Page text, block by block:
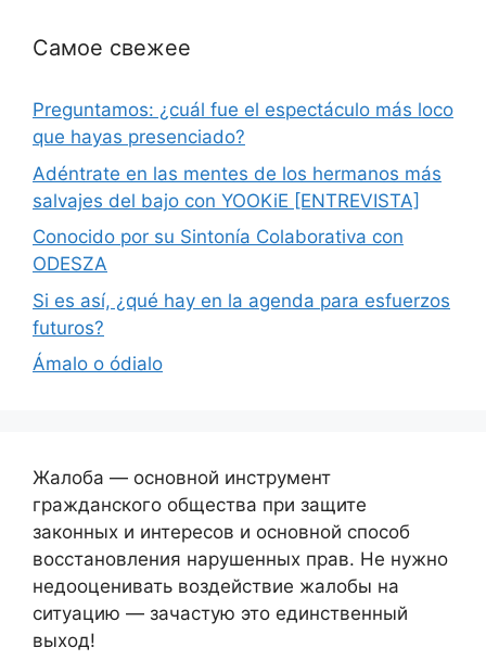
Самое свежее
Preguntamos: ¿cuál fue el espectáculo más loco
que hayas presenciado?
Adéntrate en las mentes de los hermanos más
salvajes del bajo con YOOKiE [ENTREVISTA]
Conocido por su Sintonía Colaborativa con
ODESZA
Si es así, ¿qué hay en la agenda para esfuerzos
futuros?
Ámalo o ódialo
Жалоба — основной инструмент
гражданского общества при защите
законных и интересов и основной способ
восстановления нарушенных прав. Не нужно
недооценивать воздействие жалобы на
ситуацию — зачастую это единственный
выход!